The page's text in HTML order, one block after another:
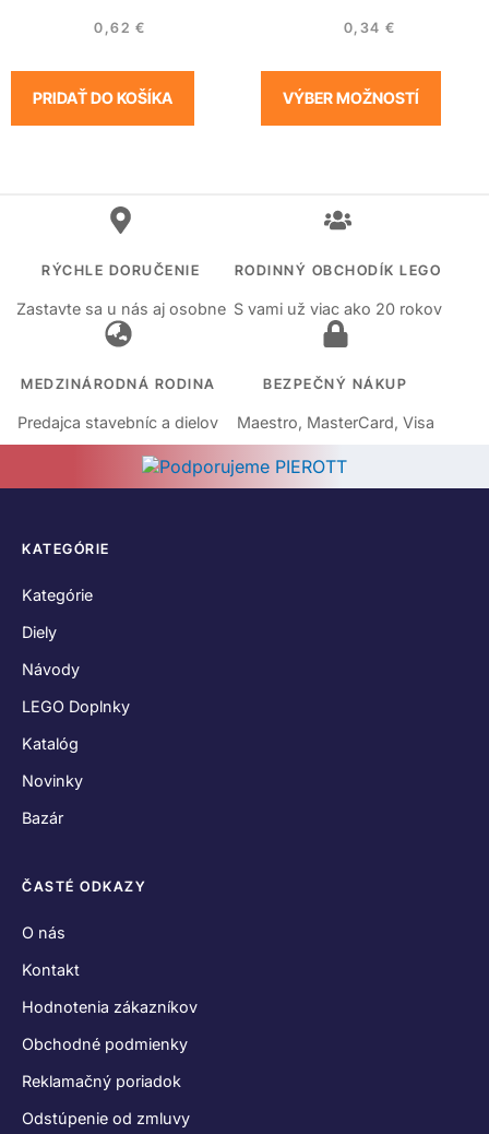
0,62 €
PRIDAŤ DO KOŠÍKA
0,34 €
VÝBER MOŽNOSTÍ
RÝCHLE DORUČENIE
Zastavte sa u nás aj osobne
RODINNÝ OBCHODÍK LEGO
S vami už viac ako 20 rokov
MEDZINÁRODNÁ RODINA
Predajca stavebníc a dielov
BEZPEČNÝ NÁKUP
Maestro, MasterCard, Visa
KATEGÓRIE
Kategórie
Diely
Návody
LEGO Doplnky
Katalóg
Novinky
Bazár
ČASTÉ ODKAZY
O nás
Kontakt
Hodnotenia zákazníkov
Obchodné podmienky
Reklamačný poriadok
Odstúpenie od zmluvy